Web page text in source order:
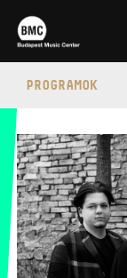
PROGRAMOK